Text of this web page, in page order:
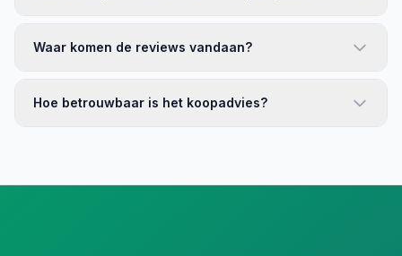
Waar komen de reviews vandaan?
Hoe betrouwbaar is het koopadvies?